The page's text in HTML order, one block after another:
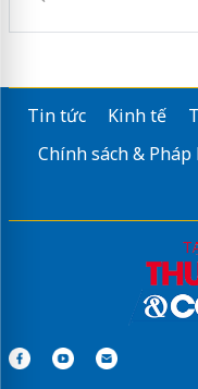
Tin tức Kinh tế
Chính sách &